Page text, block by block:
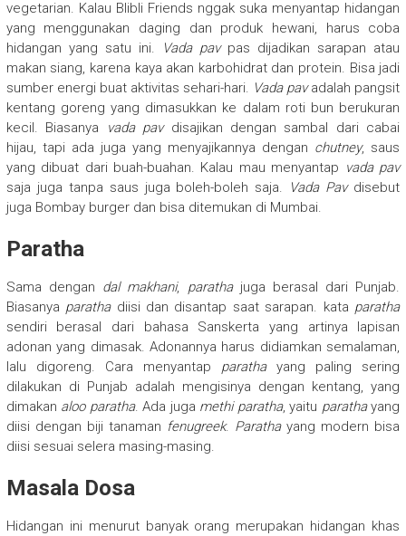
vegetarian. Kalau Blibli Friends nggak suka menyantap hidangan
yang menggunakan daging dan produk hewani, harus coba
hidangan yang satu ini.
Vada pavpas dijadikan sarapan atau
makan siang, karena kaya akan karbohidrat dan protein. Bisa jadi
sumber energi buat aktivitas sehari-hari. Vada pavadalah pangsit
kentang goreng yang dimasukkan ke dalam roti bun berukuran
kecil. Biasanya
vada pavdisajikan dengan sambal dari cabai
hijau, tapi ada juga yang menyajikannya dengan chutney, saus
yang dibuat dari buah-buahan. Kalau mau menyantap vada pav
saja juga tanpa saus juga boleh-boleh saja.
Vada Pavdisebut
juga Bombay burger dan bisa ditemukan di Mumbai.
Paratha
Sama dengan dal makhani, parathajuga berasal dari Punjab.
Biasanya parathadiisi dan disantap saat sarapan. kata paratha
sendiri berasal dari bahasa Sanskerta yang artinya lapisan
adonan yang dimasak. Adonannya harus didiamkan semalaman,
lalu digoreng. Cara menyantap parathayang paling sering
dilakukan di Punjab adalah mengisinya dengan kentang, yang
dimakan aloo paratha. Ada juga methi paratha, yaitu parathayang
diisi dengan biji tanaman fenugreek. Parathayang modern bisa
diisi sesuai selera masing-masing.
Masala Dosa
Hidangan ini menurut banyak orang merupakan hidangan khas